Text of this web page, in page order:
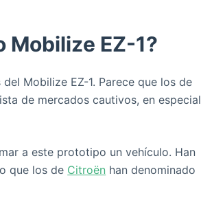
Mobilize EZ-1?
Mobilize EZ-1. Parece que los de
de mercados cautivos, en especial
a este prototipo un vehículo. Han
que los de Citroën han denominado